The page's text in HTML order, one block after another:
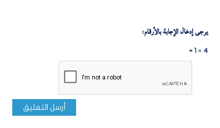
يرجى إدخال الإجابة بالأرقام:
4 × 1 =
أرسل التعليق